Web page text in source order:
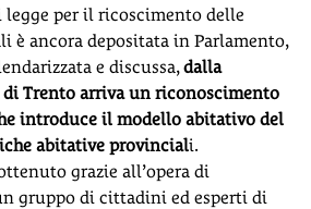
legge per il ricoscimento delle
è ancora depositata in Parlamento,
e discussa,dalla
Trento arriva un riconoscimento
introduce il modello abitativo del
abitative provinciali.
grazie all’opera di
gruppo di cittadini ed esperti di